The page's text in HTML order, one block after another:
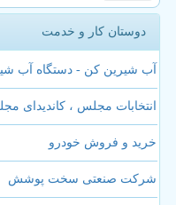
دوستان کار و خدمت
آب شیرین کن - دستگاه آب
انتخابات مجلس ، کاندیدای
خرید و فروش خودرو
شرکت صنعتی سخت پوشش